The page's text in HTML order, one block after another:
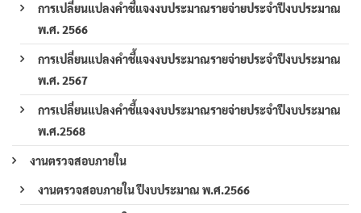
การเปลี่ยนแปลงคำชี้แจงงบประมาณรายจ่ายประจำปีงบประมาณ
พ.ศ. 2566
การเปลี่ยนแปลงคำชี้แจงงบประมาณรายจ่ายประจำปีงบประมาณ
พ.ศ. 2567
การเปลี่ยนแปลงคำชี้แจงงบประมาณรายจ่ายประจำปีงบประมาณ
พ.ศ.2568
งานตรวจสอบภายใน
งานตรวจสอบภายใน ปีงบประมาณ พ.ศ.2566